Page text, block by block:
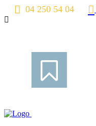
04 250 54 04